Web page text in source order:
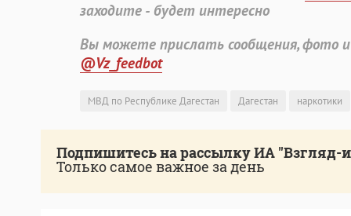
заходите - будет интересно
Вы можете прислать сообщения, фото
@Vz_feedbot
МВД по Республике Дагестан Дагестан наркотики
Подпишитесь на рассылку ИА "Взгляд-
Только самое важное за день